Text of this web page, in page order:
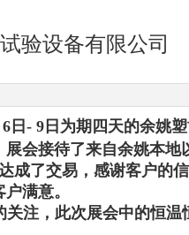
验设备有限公司
日- 9日为期四天的余姚
会接待了来自余姚本地
成了交易，感谢客户的信
满意。
注，此次展会中的恒温